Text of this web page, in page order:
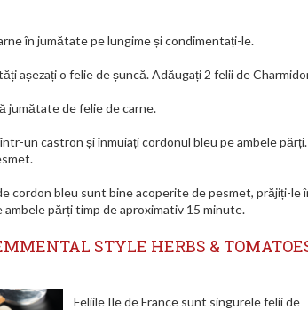
în jumătate pe lungime și condimentați-le.
așezați o felie de șuncă. Adăugați 2 felii de
jumătate de felie de carne.
un castron și înmuiați cordonul bleu pe ambele părți.
cordon bleu sunt bine acoperite de pesmet, prăjiți-le
ambele părți timp de aproximativ 15 minute.
STYLE HERBS &
Feliile Ile de France sunt singurele felii de